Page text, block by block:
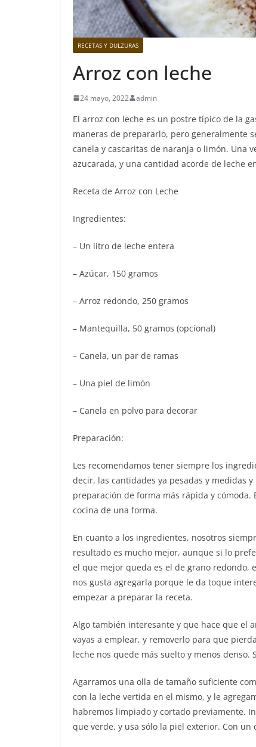
RECETAS Y DULZURAS
Arroz con leche
24 mayo, 2022 admin
El arroz con leche es un postre típico de la
maneras de prepararlo, pero generalmente
canela y cascaritas de naranja o limón. Una
azucarada, y una cantidad acorde de leche
Receta de Arroz con Leche
Ingredientes:
– Un litro de leche entera
– Azúcar, 150 gramos
– Arroz redondo, 250 gramos
– Mantequilla, 50 gramos (opcional)
– Canela, un par de ramas
– Una piel de limón
– Canela en polvo para decorar
Preparación:
Les recomendamos tener siempre los
decir, las cantidades ya pesadas y medidas
preparación de forma más rápida y cómoda.
cocina de una forma.
En cuanto a los ingredientes, nosotros
resultado es mucho mejor, aunque si lo
el que mejor queda es el de grano redondo,
nos gusta agregarla porque le da toque
empezar a preparar la receta.
Algo también interesante y que hace que el
vayas a emplear, y removerlo para que
leche nos quede más suelto y menos
Agarramos una olla de tamaño suficiente
con la leche vertida en el mismo, y le
habremos limpiado y cortado previamente.
que verde, y usa sólo la piel exterior. Con